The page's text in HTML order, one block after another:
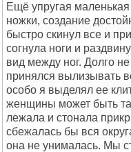
Ещё упругая
ножки, создание
быстро скинул все и
согнула ноги и
вид между ног. Долго
принялся вылизывать
особо я выделял ее
женщины может быть
лежала и стонала
сбежалась бы вся
она не унималась. Мы